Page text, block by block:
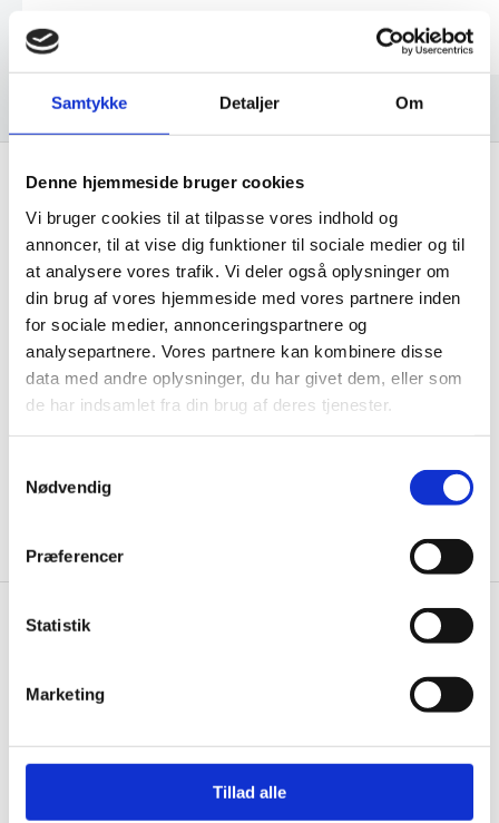
Samtykke Detaljer Om
Denne hjemmeside bruger cookies
Vi bruger cookies til at tilpasse vores indhold og
annoncer, til at vise dig funktioner til sociale medier og til
at analysere vores trafik. Vi deler også oplysninger om
din brug af vores hjemmeside med vores partnere inden
for sociale medier, annonceringspartnere og
analysepartnere. Vores partnere kan kombinere disse
data med andre oplysninger, du har givet dem, eller som
de har indsamlet fra din brug af deres tjenester.
Nødvendig
Præferencer
Statistik
Marketing
Tillad alle
Få de bedste tilbud først!
Husk at tilmelde dig vores nyhedsbrev og vær først
til de bedste tilbud. Og bare rolig, vi spammer dig
ikke, men sender kun relevante tilbud og
informationer til dig.
Knivblokken.dk
Rømersvej 33
CVR: 38952986